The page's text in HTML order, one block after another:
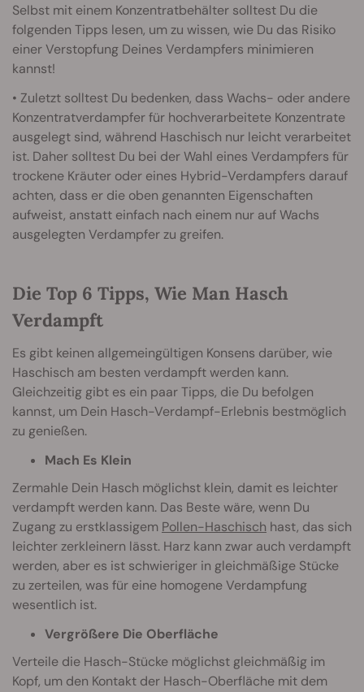
Selbst mit einem Konzentratbehälter solltest Du die
folgenden Tipps lesen, um zu wissen, wie Du das Risiko
einer Verstopfung Deines Verdampfers minimieren
kannst!
• Zuletzt solltest Du bedenken, dass Wachs- oder andere
Konzentratverdampfer für hochverarbeitete Konzentrate
ausgelegt sind, während Haschisch nur leicht verarbeitet
ist. Daher solltest Du bei der Wahl eines Verdampfers für
trockene Kräuter oder eines Hybrid-Verdampfers darauf
achten, dass er die oben genannten Eigenschaften
aufweist, anstatt einfach nach einem nur auf Wachs
ausgelegten Verdampfer zu greifen.
Die Top 6 Tipps, Wie Man Hasch
Verdampft
Es gibt keinen allgemeingültigen Konsens darüber, wie
Haschisch am besten verdampft werden kann.
Gleichzeitig gibt es ein paar Tipps, die Du befolgen
kannst, um Dein Hasch-Verdampf-Erlebnis bestmöglich
zu genießen.
Mach Es Klein
Zermahle Dein Hasch möglichst klein, damit es leichter
verdampft werden kann. Das Beste wäre, wenn Du
Zugang zu erstklassigem Pollen-Haschisch hast, das sich
leichter zerkleinern lässt. Harz kann zwar auch verdampft
werden, aber es ist schwieriger in gleichmäßige Stücke
zu zerteilen, was für eine homogene Verdampfung
wesentlich ist.
Vergrößere Die Oberfläche
Verteile die Hasch-Stücke möglichst gleichmäßig im
Kopf, um den Kontakt der Hasch-Oberfläche mit dem